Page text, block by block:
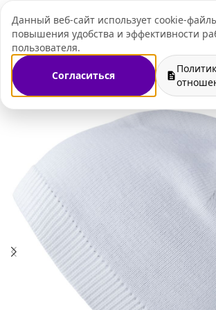
Данный веб-сайт использует cookie-
повышения удобства и эффективности
пользователя.
Согласиться
мерч Трикотажные шапки с